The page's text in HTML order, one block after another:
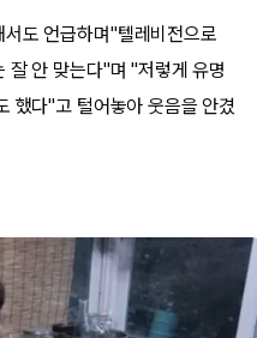
도 언급하며"텔레비전으로
잘 안 맞는다"며 "저렇게 유명
했다"고 털어놓아 웃음을 안겼